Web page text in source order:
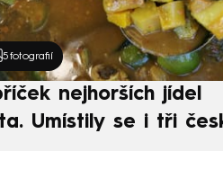
5 fotografií
nejhorších jídel
Umístily se i tři